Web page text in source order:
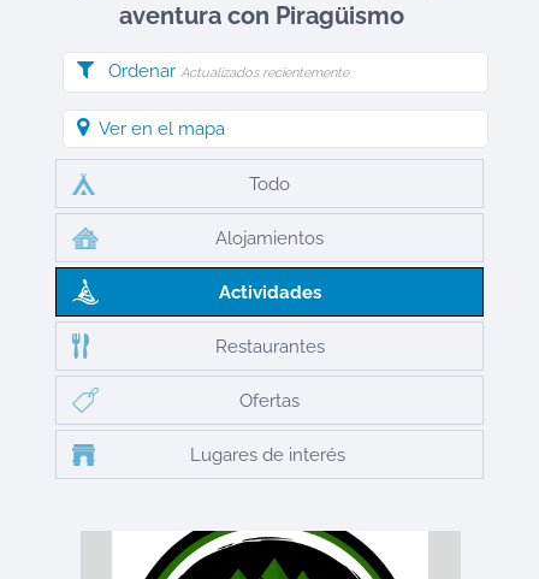
aventura con Piragüismo
Ordenar Actualizados recientemente
Ver en el mapa
Todo
Alojamientos
Actividades
Restaurantes
Ofertas
Lugares de interés